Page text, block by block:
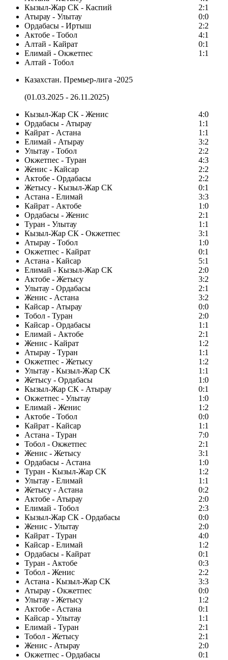
Кызыл-Жар СК - Каспий
2:1
Атырау - Улытау
0:0
Ордабасы - Иртыш
2:2
Актобе - Тобол
4:1
Алтай - Кайрат
0:1
Елимай - Окжетпес
1:1
Алтай - Тобол
Казахстан. Премьер-лига -2025
(01.03.2025 - 26.11.2025)
Кызыл-Жар СК - Женис
4:0
Ордабасы - Атырау
1:1
Кайрат - Астана
1:1
Елимай - Атырау
3:2
Улытау - Тобол
2:2
Окжетпес - Туран
4:3
Женис - Кайсар
2:2
Актобе - Ордабасы
2:2
Жетысу - Кызыл-Жар СК
0:1
Астана - Елимай
3:3
Кайрат - Актобе
1:0
Ордабасы - Женис
2:1
Туран - Улытау
1:1
Кызыл-Жар СК - Окжетпес
3:1
Атырау - Тобол
1:0
Окжетпес - Кайрат
0:1
Астана - Кайсар
5:1
Елимай - Кызыл-Жар СК
2:0
Актобе - Жетысу
3:2
Улытау - Ордабасы
2:1
Женис - Астана
3:2
Кайсар - Атырау
0:0
Тобол - Туран
2:0
Кайсар - Ордабасы
1:1
Елимай - Актобе
2:1
Женис - Кайрат
1:2
Атырау - Туран
1:1
Окжетпес - Жетысу
1:2
Улытау - Кызыл-Жар СК
1:1
Жетысу - Ордабасы
1:0
Кызыл-Жар СК - Атырау
0:1
Окжетпес - Улытау
1:0
Елимай - Женис
1:2
Актобе - Тобол
0:0
Кайрат - Кайсар
1:1
Астана - Туран
7:0
Тобол - Окжетпес
2:1
Женис - Жетысу
3:1
Ордабасы - Астана
1:0
Туран - Кызыл-Жар СК
1:2
Улытау - Елимай
1:1
Жетысу - Астана
0:2
Актобе - Атырау
2:0
Елимай - Тобол
2:3
Кызыл-Жар СК - Ордабасы
0:0
Женис - Улытау
2:0
Кайрат - Туран
4:0
Кайсар - Елимай
1:2
Ордабасы - Кайрат
0:1
Туран - Актобе
0:3
Тобол - Женис
2:2
Астана - Кызыл-Жар СК
3:3
Атырау - Окжетпес
0:0
Улытау - Жетысу
1:2
Актобе - Астана
0:1
Кайсар - Улытау
1:1
Елимай - Туран
2:1
Тобол - Жетысу
2:1
Женис - Атырау
2:0
Окжетпес - Ордабасы
0:1